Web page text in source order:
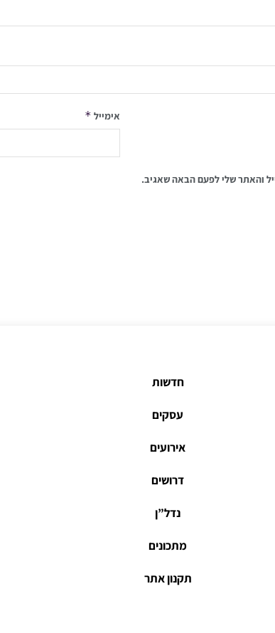
אימייל *
והאתר שלי לפעם הבאה שאגיב.
חדשות
עסקים
אירועים
דרושים
נדל”ן
מתכונים
תקנון אתר